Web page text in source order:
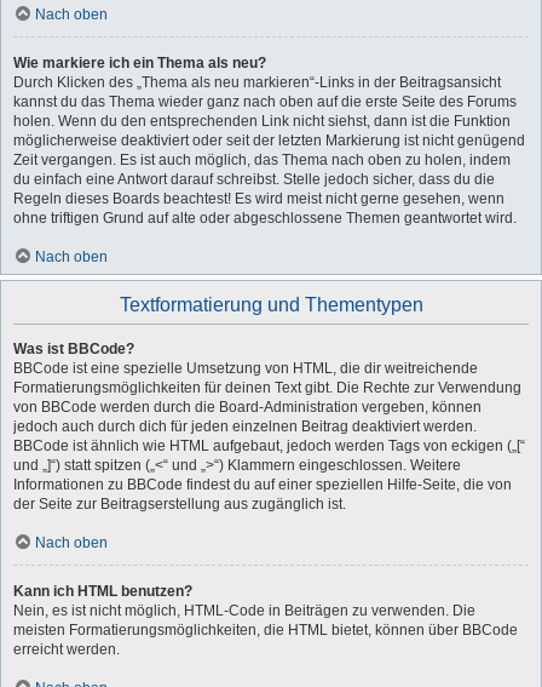
Nach oben
Wie markiere ich ein Thema als neu?
Durch Klicken des „Thema als neu markieren“-Links in der Beitragsansicht
kannst du das Thema wieder ganz nach oben auf die erste Seite des Forums
holen. Wenn du den entsprechenden Link nicht siehst, dann ist die Funktion
möglicherweise deaktiviert oder seit der letzten Markierung ist nicht genügend
Zeit vergangen. Es ist auch möglich, das Thema nach oben zu holen, indem
du einfach eine Antwort darauf schreibst. Stelle jedoch sicher, dass du die
Regeln dieses Boards beachtest! Es wird meist nicht gerne gesehen, wenn
ohne triftigen Grund auf alte oder abgeschlossene Themen geantwortet wird.
Nach oben
Textformatierung und Thementypen
Was ist BBCode?
BBCode ist eine spezielle Umsetzung von HTML, die dir weitreichende
Formatierungsmöglichkeiten für deinen Text gibt. Die Rechte zur Verwendung
von BBCode werden durch die Board-Administration vergeben, können
jedoch auch durch dich für jeden einzelnen Beitrag deaktiviert werden.
BBCode ist ähnlich wie HTML aufgebaut, jedoch werden Tags von eckigen („[“
und „]“) statt spitzen („<“ und „>“) Klammern eingeschlossen. Weitere
Informationen zu BBCode findest du auf einer speziellen Hilfe-Seite, die von
der Seite zur Beitragserstellung aus zugänglich ist.
Nach oben
Kann ich HTML benutzen?
Nein, es ist nicht möglich, HTML-Code in Beiträgen zu verwenden. Die
meisten Formatierungsmöglichkeiten, die HTML bietet, können über BBCode
erreicht werden.